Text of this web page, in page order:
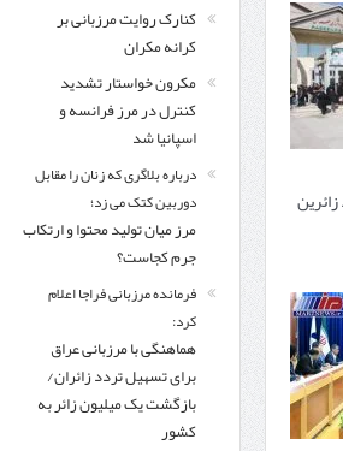
کنارک روایت مرزبانی بر
کرانه مکران
مکرون خواستار تشدید
کنترل‌ در مرز فرانسه و
اسپانیا شد
درباره بلاگری که زنان را مقابل
دوربین کتک می زد؛
مرز میان تولید محتوا و ارتکاب
جرم کجاست؟
فرمانده مرزبانی فراجا اعلام
کرد:
هماهنگی با مرزبانی عراق
برای تسهیل تردد زائران/
بازگشت یک میلیون زائر به
کشور